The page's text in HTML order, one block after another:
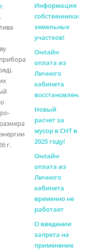
.
г.
Информация
собственникам
земельных
участков!
Онлайн
оплата из
Личного
кабинета
восстановлена
Новый
расчет за
мусор в СНТ в
2025 году!
Онлайн
оплата из
Личного
кабинета
временно не
работает
О введении
запрета на
применение